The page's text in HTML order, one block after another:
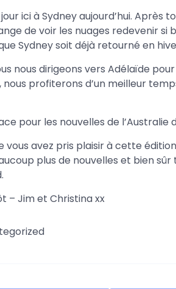
ici à Sydney aujourd’hui. Après
de voir les nuages ​​redevenir si
Sydney soit déjà retourné en
nous dirigeons vers Adélaïde
profiterons d’un meilleur
pour les nouvelles de l’Australie
vous avez pris plaisir à cette
plus de nouvelles et bien sûr
– Jim et Christina xx